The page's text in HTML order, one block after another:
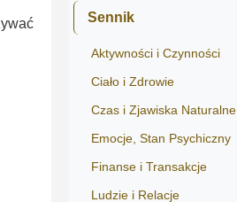
Sennik
Aktywności i Czynności
Ciało i Zdrowie
Czas i Zjawiska Naturalne
Emocje, Stan Psychiczny
Finanse i Transakcje
Ludzie i Relacje